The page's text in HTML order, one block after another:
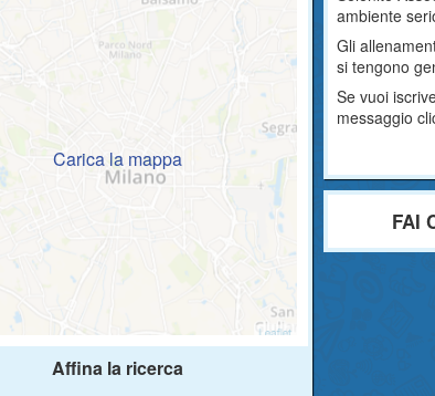
Carica la mappa
Affina la ricerca
ambiente
Gli
si tengono
Se vuoi
messaggio
FAI